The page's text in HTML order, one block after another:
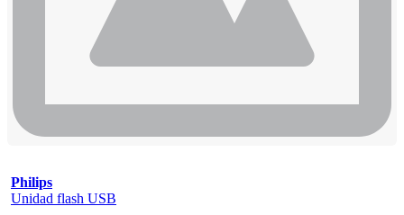
Philips
Unidad flash USB